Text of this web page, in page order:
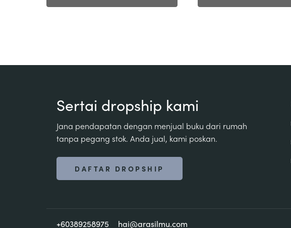
Sertai dropship kami
Jana pendapatan dengan menjual buku dari rumah
tanpa pegang stok. Anda jual, kami poskan.
DAFTAR DROPSHIP
+60389258975 hai@arasilmu.com